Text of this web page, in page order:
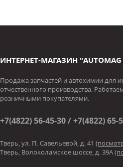
ИНТЕРНЕТ-МАГАЗИН
Продажа запчастей и автохимии для
отчественного производства.
розничными покупателями.
+7(4822) 56-45-30 / +7(4822) 65-
Тверь, ул. П. Савельевой, д. 41
Тверь, Волоколамское шоссе, д. 39А